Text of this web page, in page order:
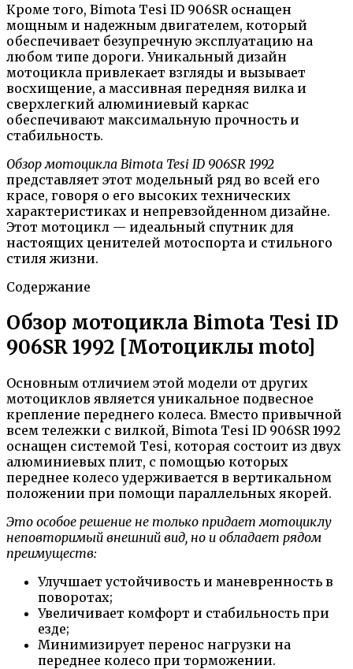
Кроме того, Bimota Tesi ID 906SR оснащен
мощным и надежным двигателем, который
обеспечивает безупречную эксплуатацию на
любом типе дороги. Уникальный дизайн
мотоцикла привлекает взгляды и вызывает
восхищение, а массивная передняя вилка и
сверхлегкий алюминиевый каркас
обеспечивают максимальную прочность и
стабильность.
Обзор мотоцикла Bimota Tesi ID 906SR 1992
представляет этот модельный ряд во всей его
красе, говоря о его высоких технических
характеристиках и непревзойденном дизайне.
Этот мотоцикл — идеальный спутник для
настоящих ценителей мотоспорта и стильного
стиля жизни.
Содержание
Обзор мотоцикла Bimota Tesi ID
906SR 1992 [Мотоциклы moto]
Основным отличием этой модели от других
мотоциклов является уникальное подвесное
крепление переднего колеса. Вместо привычной
всем тележки с вилкой, Bimota Tesi ID 906SR 1992
оснащен системой Tesi, которая состоит из двух
алюминиевых плит, с помощью которых
переднее колесо удерживается в вертикальном
положении при помощи параллельных якорей.
Это особое решение не только придает мотоциклу
неповторимый внешний вид, но и обладает рядом
преимуществ:
Улучшает устойчивость и маневренность в
поворотах;
Увеличивает комфорт и стабильность при
езде;
Минимизирует перенос нагрузки на
переднее колесо при торможении.